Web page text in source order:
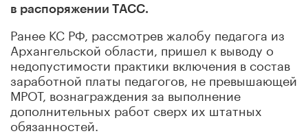
в распоряжении ТАСС.
Ранее КС РФ, рассмотрев жалобу педагога из
Архангельской области, пришел к выводу о
недопустимости практики включения в состав
заработной платы педагогов, не превышающей
МРОТ, вознаграждения за выполнение
дополнительных работ сверх их штатных
обязанностей.